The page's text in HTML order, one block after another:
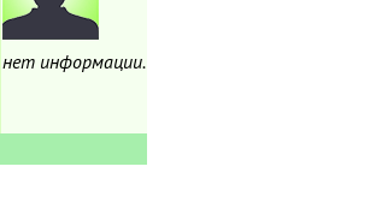
нет информации.